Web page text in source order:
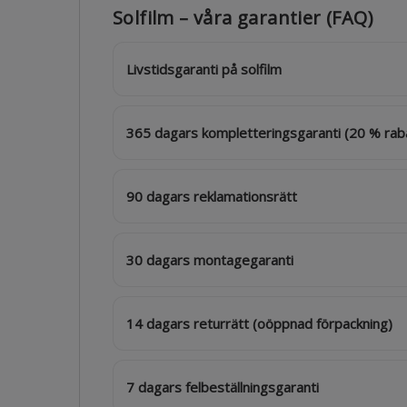
Solfilm – våra garantier (FAQ)
Livstidsgaranti på solfilm
365 dagars kompletteringsgaranti (20 %
90 dagars reklamationsrätt
30 dagars montagegaranti
14 dagars returrätt (oöppnad förpackning)
7 dagars felbeställningsgaranti